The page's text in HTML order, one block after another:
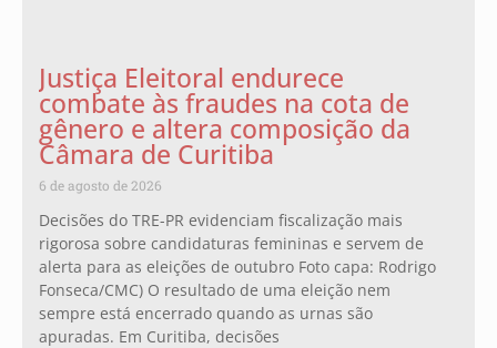
Justiça Eleitoral endurece
combate às fraudes na cota de
gênero e altera composição da
Câmara de Curitiba
6 de agosto de 2026
Decisões do TRE-PR evidenciam fiscalização mais
rigorosa sobre candidaturas femininas e servem de
alerta para as eleições de outubro Foto capa: Rodrigo
Fonseca/CMC) O resultado de uma eleição nem
sempre está encerrado quando as urnas são
apuradas. Em Curitiba, decisões